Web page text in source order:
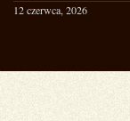
12 czerwca, 2026